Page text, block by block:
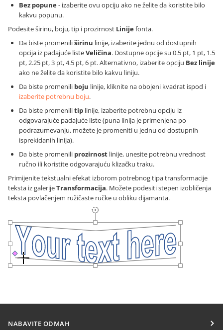
Bez popune- izaberite ovu opciju ako ne želite da koristite bilo
kakvu popunu.
Podesite širinu, boju, tip i prozirnost Linijefonta.
Da biste promeniliširinu linije, izaberite jednu od dostupnih
opcija iz padajuće listeVeličina. Dostupne opcije su 0.5 pt, 1 pt, 1.5
pt, 2.25 pt, 3 pt, 4.5 pt, 6 pt. Alternativno, izaberite opciju Bez linije
ako ne želite da koristite bilo kakvu liniju.
Da biste promenili boju linije, kliknite na obojeni kvadrat ispod i
izaberite potrebnu boju.
Da biste promenilitip linije, izaberite potrebnu opciju iz
odgovarajuće padajuće liste (puna linija je primenjena po
podrazumevanju, možete je promeniti u jednu od dostupnih
isprekidanih linija).
Da biste promenili prozirnost linije, unesite potrebnu vrednost
ručno ili koristite odgovarajuću klizačku traku.
Primijenite tekstualni efekat izborom potrebnog tipa transformacije
teksta iz galerijeTransformacija. Možete podesiti stepen izobličenja
teksta povlačenjem ružičaste ručke u obliku dijamanta.
NABAVITE ODMAH